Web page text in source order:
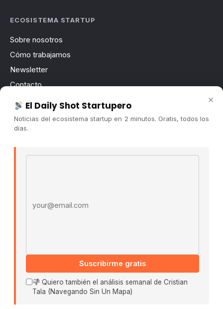
ECOSISTEMA STARTUP
Sobre nosotros
Cómo trabajamos
Newsletter
Contacto
Publicidad
Convocatorias
×
El Daily Shot Startupero
Noticias del ecosistema startup en 2 minutos. Gratis, todos los
días.
Suscribirme gratis
Quiero también el análisis semanal de Cristian
Tala (Navegando Sin Un Mapa)
Buscar: